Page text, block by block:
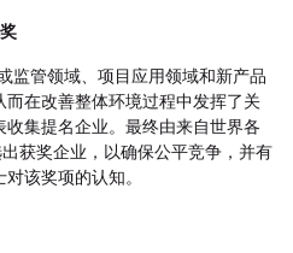
监管领域、项目应用领域和新产品
在改善整体环境过程中发挥了关
集提名企业。最终由来自世界各
获奖企业，以确保公平竞争，并有
该奖项的认知。